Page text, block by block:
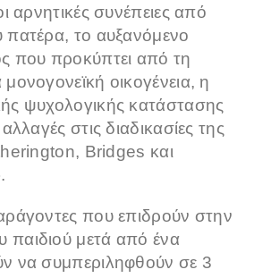
αρνητικές συνέπειες από
πατέρα, το αυξανόμενο
που προκύπτει από τη
οικογένεια, η
ψυχολογικής κατάστασης
στις διαδικασίες της
Bridges και
που επιδρούν στην
μετά από ένα
να συμπεριληφθούν σε 3